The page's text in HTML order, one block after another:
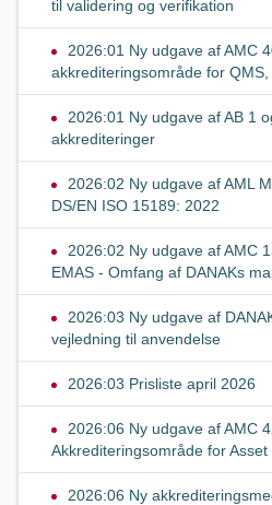
til validering og verifikation
2026:01 Ny udgave af AMC
akkrediteringsområde for
2026:01 Ny udgave af AB 1
akkrediteringer
2026:02 Ny udgave af AML
DS/EN ISO 15189: 2022
2026:02 Ny udgave af AMC
EMAS - Omfang af DANAKs
2026:03 Ny udgave af
vejledning til anvendelse
2026:03 Prisliste april 2026
2026:06 Ny udgave af AMC
Akkrediteringsområde for
2026:06 Ny